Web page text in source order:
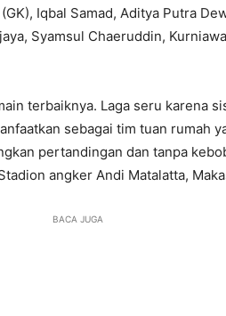
Iqbal Samad, Aditya Putra
Syamsul Chaeruddin,
terbaiknya. Laga seru karena
sebagai tim tuan rumah
pertandingan dan tanpa
angker Andi Matalatta,
BACA JUGA